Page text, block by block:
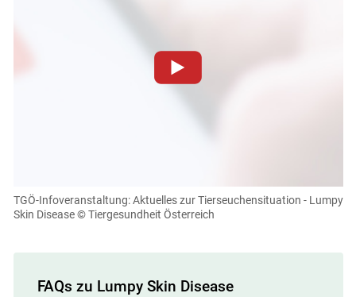
einsehen und korrigieren
Akzeptieren
Cookies Einstellungen
TGÖ-Infoveranstaltung: Aktuelles zur Tierseuchensituation - Lumpy
Skin Disease © Tiergesundheit Österreich
FAQs zu Lumpy Skin Disease